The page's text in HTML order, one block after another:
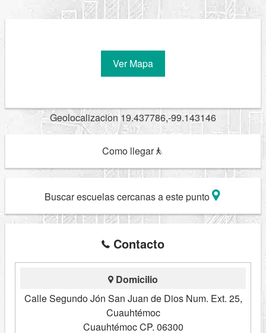
Ver Mapa
Geolocalizacion 19.437786,-99.143146
Como llegar
Buscar escuelas cercanas a este punto
Contacto
Domicilio
Calle Segundo Jón San Juan de Dios Num. Ext. 25,
Cuauhtémoc
Cuauhtémoc CP. 06300